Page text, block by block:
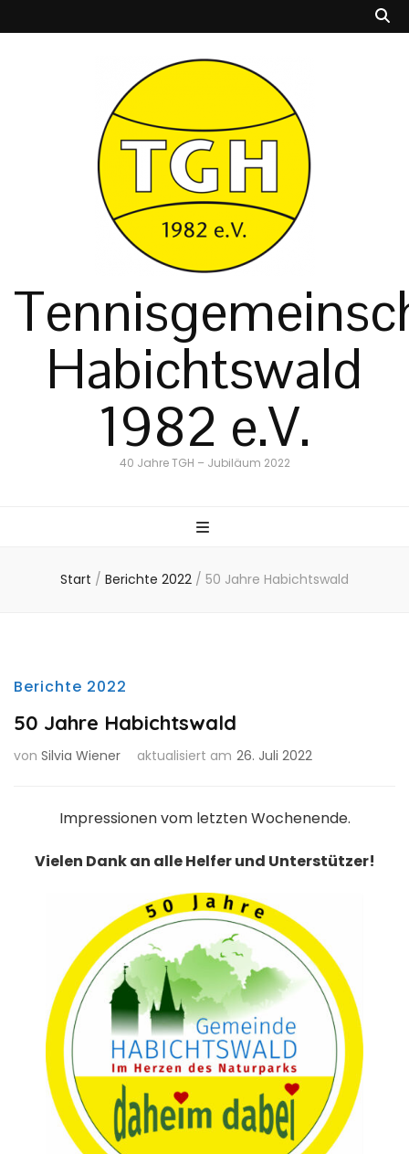
Habichtswald
1982 e.V.
40 Jahre TGH – Jubiläum 2022
Start / Berichte 2022 / 50 Jahre Habichtswald
Berichte 2022
50 Jahre Habichtswald
von Silvia Wiener aktualisiert am 26. Juli 2022
Impressionen vom letzten Wochenende.
Vielen Dank an alle Helfer und Unterstützer!